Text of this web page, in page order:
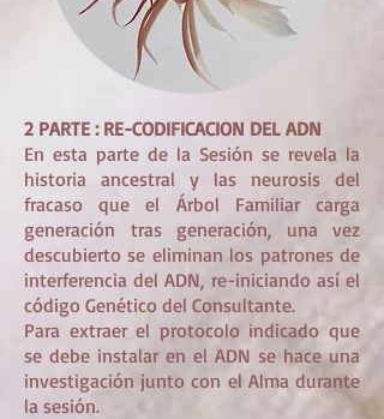
2 PARTE : RE-CODIFICACION DEL ADN
En esta parte de la Sesión se revela la
historia ancestral y las neurosis del
fracaso que el Árbol Familiar carga
generación tras generación, una vez
descubierto se eliminan los patrones de
interferencia del ADN, re-iniciando así el
código Genético del Consultante.
Para extraer el protocolo indicado que
se debe instalar en el ADN se hace una
investigación junto con el Alma durante
la sesión.